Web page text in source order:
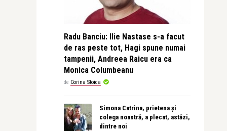
Radu Banciu: Ilie Nastase s-a facut
de ras peste tot, Hagi spune numai
tampenii, Andreea Raicu era ca
Monica Columbeanu
de Corina Stoica
Simona Catrina, prietena și
colega noastră, a plecat, astăzi,
dintre noi